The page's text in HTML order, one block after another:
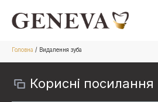
Головна / Видалення зуба
Корисні посилання